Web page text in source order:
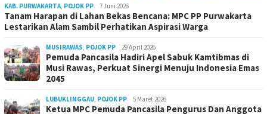
KAB. PURWAKARTA, POJOK PP 7 Juni 2026
Tanam Harapan di Lahan Bekas Bencana: MPC PP Purwakarta
Lestarikan Alam Sambil Perhatikan Aspirasi Warga
MUSIRAWAS, POJOK PP 29 April 2026
Pemuda Pancasila Hadiri Apel Sabuk Kamtibmas di
Musi Rawas, Perkuat Sinergi Menuju Indonesia Emas
2045
LUBUKLINGGAU, POJOK PP 5 Maret 2026
Ketua MPC Pemuda Pancasila Pengurus Dan Anggota